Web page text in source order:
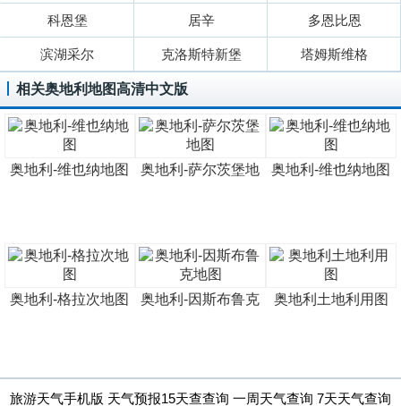
科恩堡 居辛 多恩比恩
滨湖采尔 克洛斯特新堡 塔姆斯维格
相关奥地利地图高清中文版
奥地利-维也纳地图 奥地利-萨尔茨堡地 奥地利-维也纳地图
奥地利-格拉次地图 奥地利-因斯布鲁克 奥地利土地利用图
旅游天气手机版 天气预报15天查查询 一周天气查询 7天天气查询